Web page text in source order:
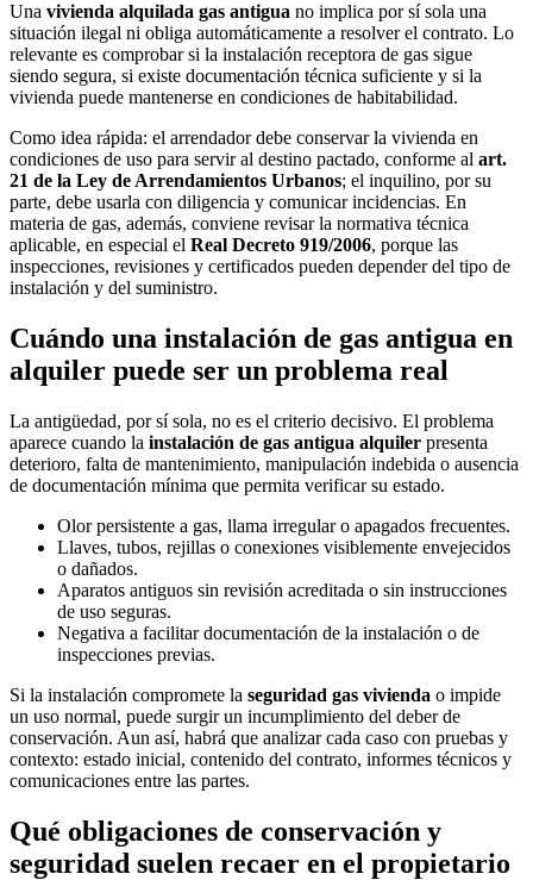
Una vivienda alquilada gas antigua no implica por sí sola una
situación ilegal ni obliga automáticamente a resolver el contrato. Lo
relevante es comprobar si la instalación receptora de gas sigue
siendo segura, si existe documentación técnica suficiente y si la
vivienda puede mantenerse en condiciones de habitabilidad.
Como idea rápida: el arrendador debe conservar la vivienda en
condiciones de uso para servir al destino pactado, conforme al art.
21 de la Ley de Arrendamientos Urbanos; el inquilino, por su
parte, debe usarla con diligencia y comunicar incidencias. En
materia de gas, además, conviene revisar la normativa técnica
aplicable, en especial el Real Decreto 919/2006, porque las
inspecciones, revisiones y certificados pueden depender del tipo de
instalación y del suministro.
Cuándo una instalación de gas antigua en
alquiler puede ser un problema real
La antigüedad, por sí sola, no es el criterio decisivo. El problema
aparece cuando la instalación de gas antigua alquiler presenta
deterioro, falta de mantenimiento, manipulación indebida o ausencia
de documentación mínima que permita verificar su estado.
Olor persistente a gas, llama irregular o apagados frecuentes.
Llaves, tubos, rejillas o conexiones visiblemente envejecidos
o dañados.
Aparatos antiguos sin revisión acreditada o sin instrucciones
de uso seguras.
Negativa a facilitar documentación de la instalación o de
inspecciones previas.
Si la instalación compromete la seguridad gas vivienda o impide
un uso normal, puede surgir un incumplimiento del deber de
conservación. Aun así, habrá que analizar cada caso con pruebas y
contexto: estado inicial, contenido del contrato, informes técnicos y
comunicaciones entre las partes.
Qué obligaciones de conservación y
seguridad suelen recaer en el propietario